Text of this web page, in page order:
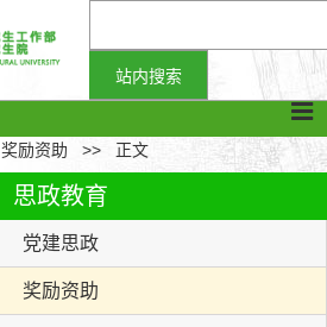
奖励资助 >> 正文
思政教育
党建思政
奖励资助